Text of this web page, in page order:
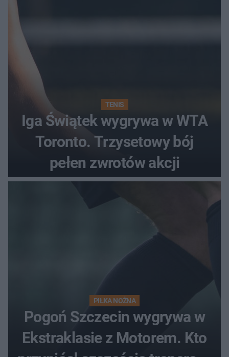
TENIS
Iga Świątek wygrywa w WTA
Toronto. Trzysetowy bój
pełen zwrotów akcji
PIŁKA NOŻNA
Pogoń Szczecin wygrywa w
Ekstraklasie z Motorem. Kto